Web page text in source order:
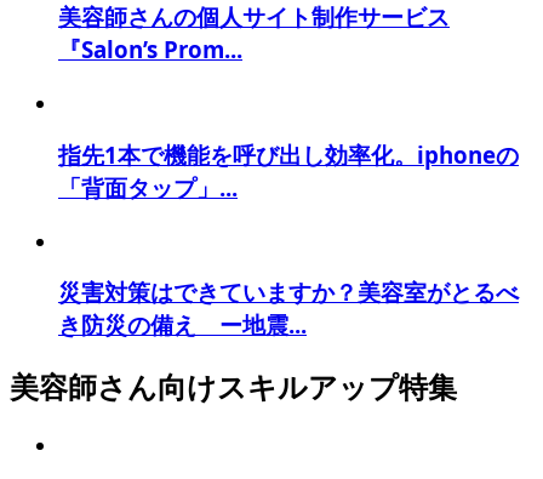
美容師さんの個人サイト制作サービス
『Salon’s Prom...
指先1本で機能を呼び出し効率化。iphoneの
「背面タップ」...
災害対策はできていますか？美容室がとるべ
き防災の備え ー地震...
美容師さん向けスキルアップ特集